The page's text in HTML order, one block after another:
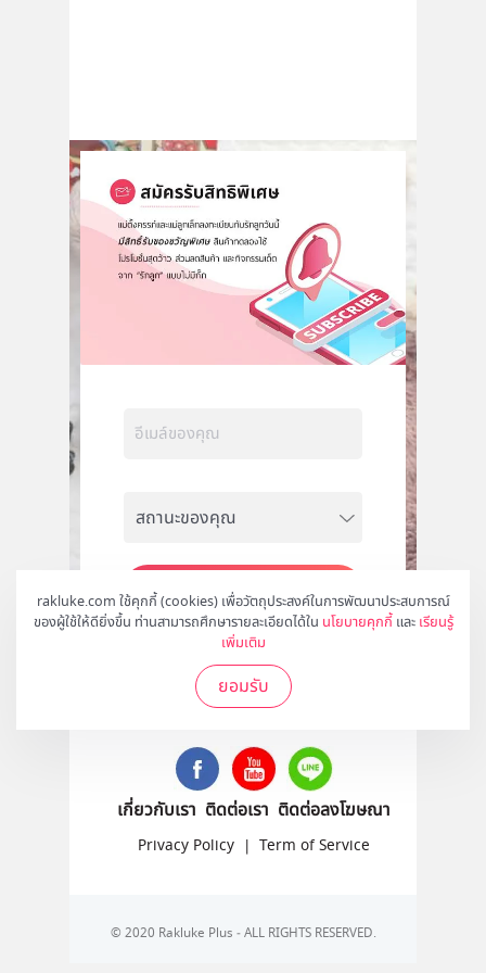
rakluke.com ใช้คุกกี้ (cookies) เพื่อวัตถุประสงค์ในการพัฒนาประสบการณ์
ของผู้ใช้ให้ดียิ่งขึ้น ท่านสามารถศึกษารายละเอียดได้ใน นโยบายคุกกี้ และ เรียนรู้
เพิ่มเติม
ยอมรับ
สมัคร
ติดตามเราได้ที่
เกี่ยวกับเรา ติดต่อเรา ติดต่อลงโฆษณา
Privacy Policy | Term of Service
© 2020 Rakluke Plus - ALL RIGHTS RESERVED.